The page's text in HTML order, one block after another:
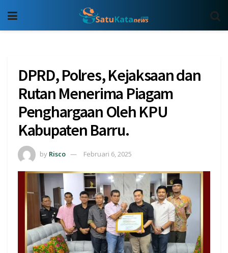
DPRD, Polres, Kejaksaan dan
Rutan Menerima Piagam
Penghargaan Oleh KPU
Kabupaten Barru.
by Risco Februari 6, 2025